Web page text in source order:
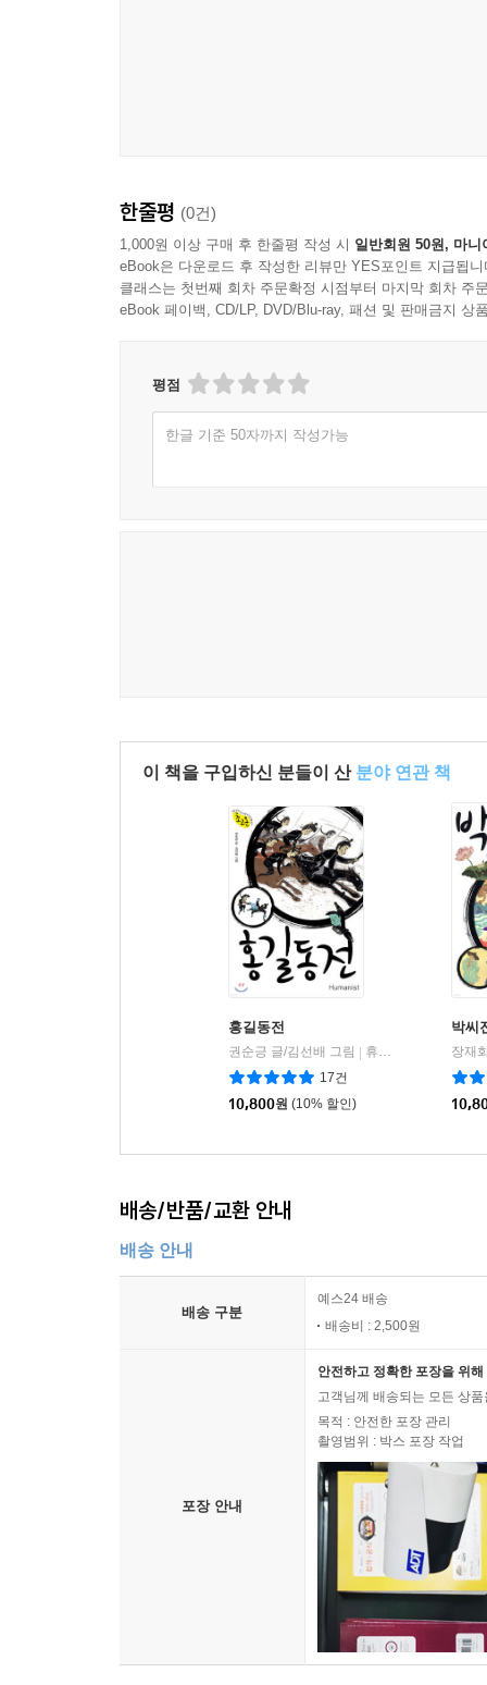
한줄평 (0건)
1,000원 이상 구매 후 한줄평 작성 시 일반회원 50원, 마니
eBook은 다운로드 후 작성한 리뷰만 YES포인트 지급됩니
클래스는 첫번째 회차 주문확정 시점부터 마지막 회차 주
eBook 페이백, CD/LP, DVD/Blu-ray, 패션 및 판매금지 상
평점
한글 기준 50자까지 작성가능
이 책을 구입하신 분들이 산 분야 연관 책
홍길동전
권순긍 글/김선배 그림 | 휴머니스트
17건
10,800원 (10% 할인)
박씨
장재
배송/반품/교환 안내
배송 안내
배송 구분
예스24 배송
배송비 : 2,500원
포장 안내
안전하고 정확한 포장을 위
고객님께 배송되는 모든 상
목적 : 안전한 포장 관리
촬영범위 : 박스 포장 작업